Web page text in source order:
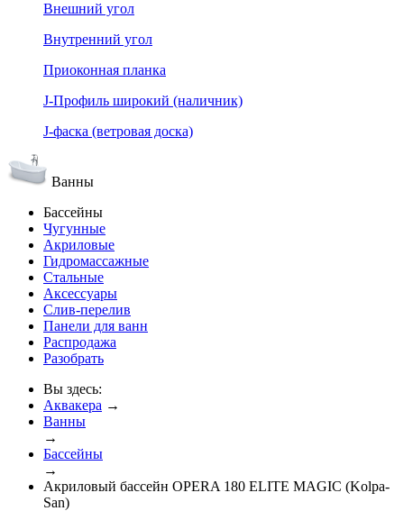
Внешний угол
Внутренний угол
Приоконная планка
J-Профиль широкий (наличник)
J-фаска (ветровая доска)
Ванны
Бассейны
Чугунные
Акриловые
Гидромассажные
Стальные
Аксессуары
Слив-перелив
Панели для ванн
Распродажа
Разобрать
Вы здесь:
Аквакера →
Ванны
→
Бассейны
→
Акриловый бассейн OPERA 180 ELITE MAGIC (Kolpa-
San)